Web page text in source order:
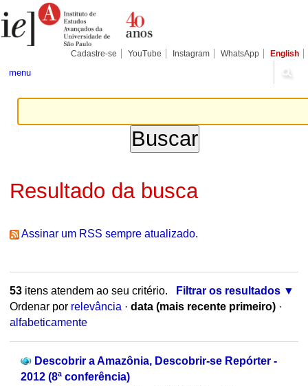
para
conteúdo.
Pessoais
Cadastre-se YouTube Instagram WhatsApp English
menu
Resultado da busca
Assinar um RSS sempre atualizado.
53itens atendem ao seu critério.
Filtrar os resultados
Ordenar por relevância · data (mais recente primeiro) ·
alfabeticamente
Descobrir a Amazônia, Descobrir-se Repórter -
2012 (8ª conferência)